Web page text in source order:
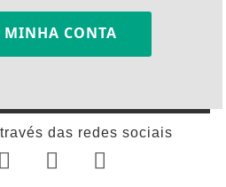
MINHA CONTA
das redes sociais